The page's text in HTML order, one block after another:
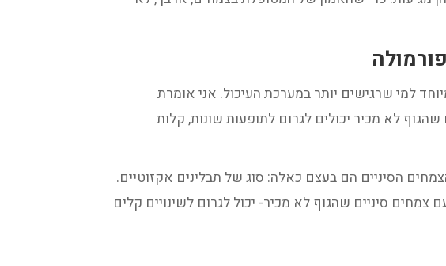
למי שרגישים יותר במערכת העיכול. אני אומרת
לא מכיר יכולים לגרום לתופעות שונות, קלות
הסיניים הם בעצם כאלה: סוג של תבלינים אקזוטיים.
סיניים שהגוף לא מכיר- יכול לגרום לשינויים קלים